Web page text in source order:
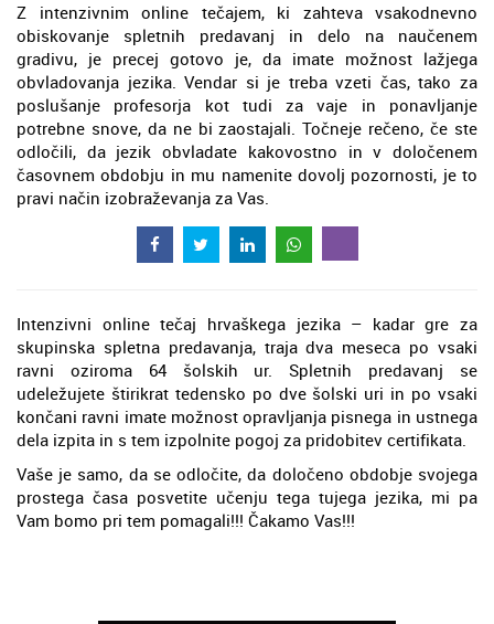
Z intenzivnim online tečajem, ki zahteva vsakodnevno
obiskovanje spletnih predavanj in delo na naučenem
gradivu, je precej gotovo je, da imate možnost lažjega
obvladovanja jezika. Vendar si je treba vzeti čas, tako za
poslušanje profesorja kot tudi za vaje in ponavljanje
potrebne snove, da ne bi zaostajali. Točneje rečeno, če ste
odločili, da jezik obvladate kakovostno in v določenem
časovnem obdobju in mu namenite dovolj pozornosti, je to
pravi način izobraževanja za Vas.
Intenzivni online tečaj hrvaškega jezika – kadar gre za
skupinska spletna predavanja, traja dva meseca po vsaki
ravni oziroma 64 šolskih ur. Spletnih predavanj se
udeležujete štirikrat tedensko po dve šolski uri in po vsaki
končani ravni imate možnost opravljanja pisnega in ustnega
dela izpita in s tem izpolnite pogoj za pridobitev certifikata.
Vaše je samo, da se odločite, da določeno obdobje svojega
prostega časa posvetite učenju tega tujega jezika, mi pa
Vam bomo pri tem pomagali!!! Čakamo Vas!!!